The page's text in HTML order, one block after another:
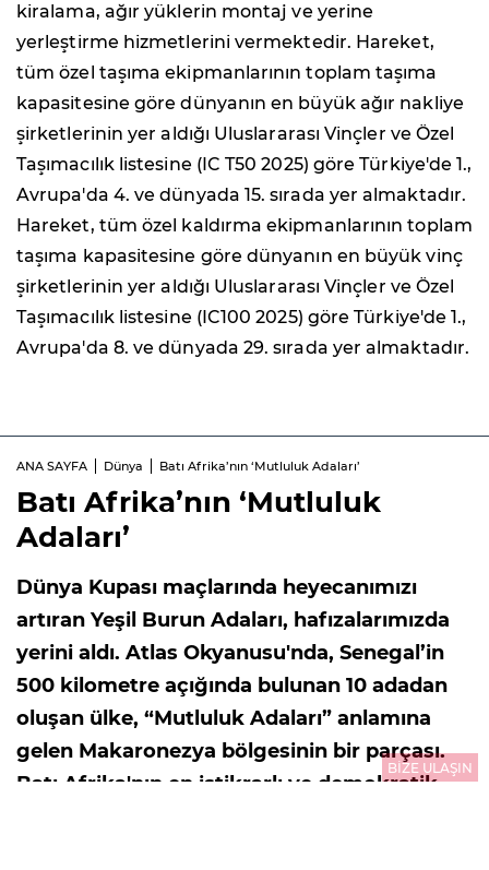
kiralama, ağır yüklerin montaj ve yerine
yerleştirme hizmetlerini vermektedir. Hareket,
tüm özel taşıma ekipmanlarının toplam taşıma
kapasitesine göre dünyanın en büyük ağır nakliye
şirketlerinin yer aldığı Uluslararası Vinçler ve Özel
Taşımacılık listesine (IC T50 2025) göre Türkiye'de 1.,
Avrupa'da 4. ve dünyada 15. sırada yer almaktadır.
Hareket, tüm özel kaldırma ekipmanlarının toplam
taşıma kapasitesine göre dünyanın en büyük vinç
şirketlerinin yer aldığı Uluslararası Vinçler ve Özel
Taşımacılık listesine (IC100 2025) göre Türkiye'de 1.,
Avrupa'da 8. ve dünyada 29. sırada yer almaktadır.
ANA SAYFA Dünya Batı Afrika’nın ‘Mutluluk Adaları’
Batı Afrika’nın ‘Mutluluk
Adaları’
Dünya Kupası maçlarında heyecanımızı
artıran Yeşil Burun Adaları, hafızalarımızda
yerini aldı. Atlas Okyanusu'nda, Senegal’in
500 kilometre açığında bulunan 10 adadan
oluşan ülke, “Mutluluk Adaları” anlamına
gelen Makaronezya bölgesinin bir parçası.
Batı Afrika'nın en istikrarlı ve demokratik
BİZE ULAŞIN